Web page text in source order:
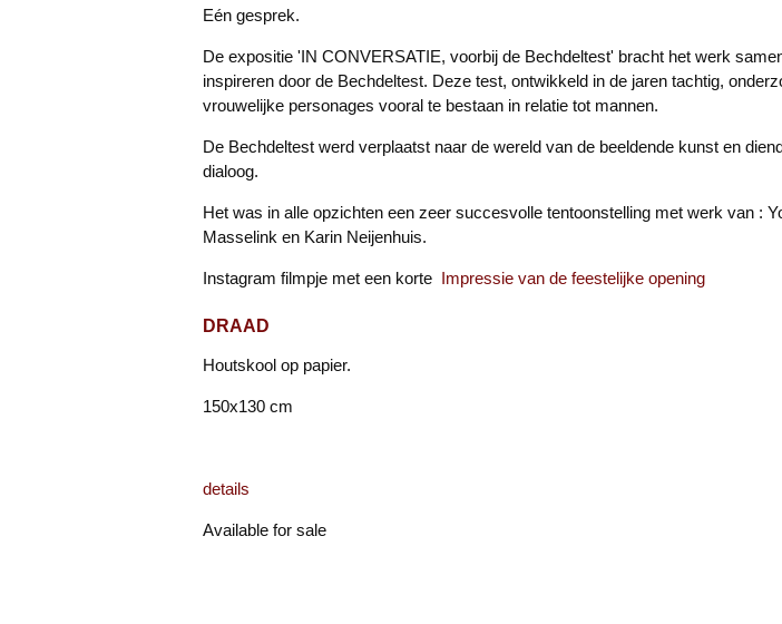
Eén gesprek.
De expositie 'IN CONVERSATIE, voorbij de Bechdeltest' bracht het werk
inspireren door de Bechdeltest. Deze test, ontwikkeld in de jaren tachtig,
vrouwelijke personages vooral te bestaan in relatie tot mannen.
De Bechdeltest werd verplaatst naar de wereld van de beeldende kunst en
dialoog.
Het was in alle opzichten een zeer succesvolle tentoonstelling met werk van :
Masselink en Karin Neijenhuis.
Instagram filmpje met een korte Impressie van de feestelijke opening
DRAAD
Houtskool op papier.
150x130 cm
details
Available for sale